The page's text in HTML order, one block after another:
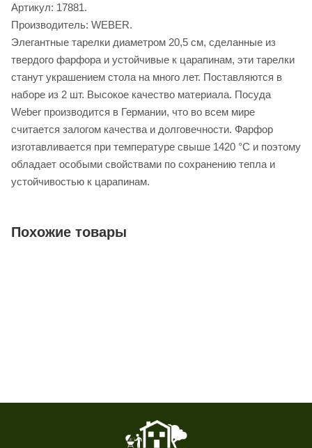
Артикул: 17881.
Производитель: WEBER.
Элегантные тарелки диаметром 20,5 см, сделанные из
твердого фарфора и устойчивые к царапинам, эти тарелки
станут украшением стола на много лет. Поставляются в
наборе из 2 шт. Высокое качество материала. Посуда
Weber производится в Германии, что во всем мире
считается залогом качества и долговечности. Фарфор
изготавливается при температуре свыше 1420 °С и поэтому
обладает особыми свойствами по сохранению тепла и
устойчивостью к царапинам.
Похожие товары